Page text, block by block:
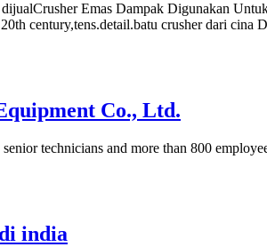
Emas Dampak Digunakan
century,tens.detail.batu crusher dari cina
Co., Ltd.
technicians and more than 800
india